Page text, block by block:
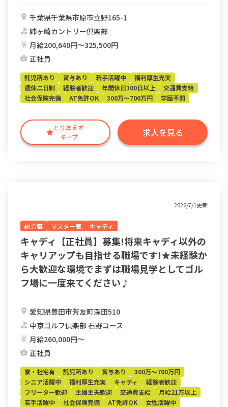
千葉県千葉県市原市立野165-1
姉ヶ崎カントリー倶楽部
月給200,640円〜325,500円
正社員
とりあえず
キープ
求人を見る
託児所あり 賞与あり 若手活躍中
福利厚生充実
週休二日制
経験者歓迎 年間休日100日以上
交通費支給
社会保険完備
AT免許OK 300万～700万円 学歴不問
2026/7/1更新
総合職 マスター室 キャディ
キャディ【正社員】募集!将来キャディ以外の
キャリアップも目指せる職場です!★未経験か
ら大歓迎な環境でまずは職場見学としてゴル
フ場に一度来てください♪
愛知県豊田市芳友町深田510
中京ゴルフ倶楽部 石野コース
月給260,000円〜
正社員
寮・社宅有 託児所あり 賞与あり
300万～700万円
シニア活躍中
福利厚生充実 キャディ
経験者歓迎
フリーター歓迎
主婦主夫歓迎 交通費支給
月給21万以上
若手活躍中
社会保険完備 AT免許OK
女性活躍中